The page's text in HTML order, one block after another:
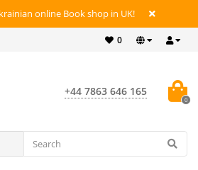
online Book shop in UK!
0
+44 7863 646 165
0